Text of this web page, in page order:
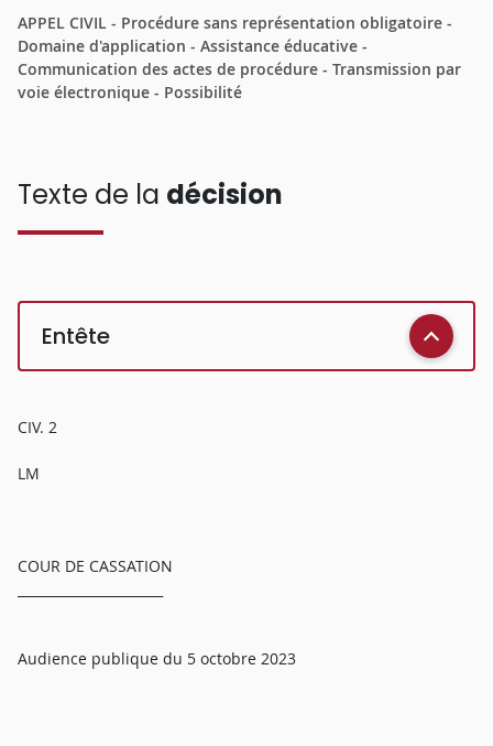
APPEL CIVIL - Procédure sans représentation obligatoire -
Domaine d'application - Assistance éducative -
Communication des actes de procédure - Transmission par
voie électronique - Possibilité
Texte de la décision
Entête
CIV. 2
LM
COUR DE CASSATION
Audience publique du 5 octobre 2023